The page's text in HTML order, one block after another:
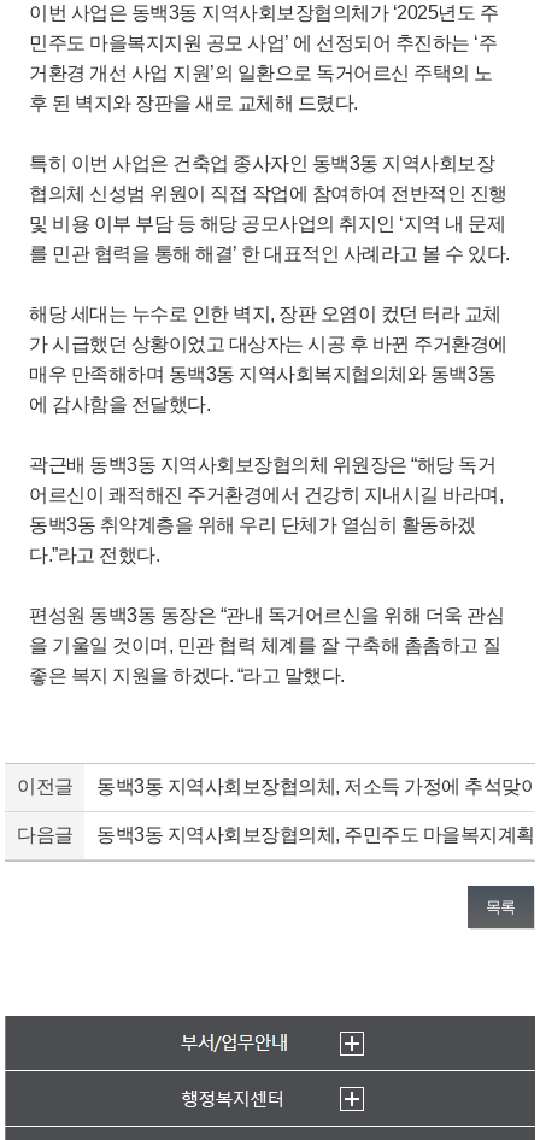
이번 사업은 동백3동 지역사회보장협의체가 ‘2025년도 주
민주도 마을복지지원 공모 사업’ 에 선정되어 추진하는 ‘주
거환경 개선 사업 지원’의 일환으로 독거어르신 주택의 노
후 된 벽지와 장판을 새로 교체해 드렸다.
특히 이번 사업은 건축업 종사자인 동백3동 지역사회보장
협의체 신성범 위원이 직접 작업에 참여하여 전반적인 진행
및 비용 이부 부담 등 해당 공모사업의 취지인 ‘지역 내 문제
를 민관 협력을 통해 해결’ 한 대표적인 사례라고 볼 수 있다.
해당 세대는 누수로 인한 벽지, 장판 오염이 컸던 터라 교체
가 시급했던 상황이었고 대상자는 시공 후 바뀐 주거환경에
매우 만족해하며 동백3동 지역사회복지협의체와 동백3동
에 감사함을 전달했다.
곽근배 동백3동 지역사회보장협의체 위원장은 “해당 독거
어르신이 쾌적해진 주거환경에서 건강히 지내시길 바라며,
동백3동 취약계층을 위해 우리 단체가 열심히 활동하겠
다.”라고 전했다.
편성원 동백3동 동장은 “관내 독거어르신을 위해 더욱 관심
을 기울일 것이며, 민관 협력 체계를 잘 구축해 촘촘하고 질
좋은 복지 지원을 하겠다. “라고 말했다.
이전글 동백3동 지역사회보장협의체, 저소득 가정에 추석맞
다음글 동백3동 지역사회보장협의체, 주민주도 마을복지계획
목록